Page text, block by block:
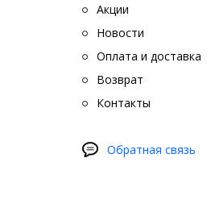
Акции
Новости
Оплата и доставка
Возврат
Контакты
Обратная связь